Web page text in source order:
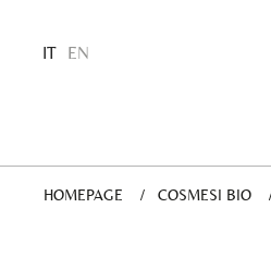
IT EN
HOMEPAGE COSMESI BIO